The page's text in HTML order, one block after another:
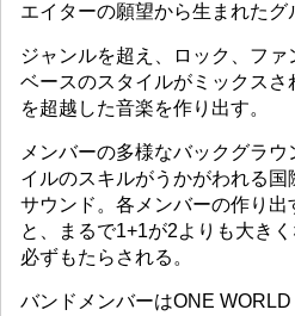
エイターの願望から生まれたグ
ジャンルを超え、ロック、フ
ベースのスタイルがミックス
を超越した音楽を作り出す。
メンバーの多様なバックグラ
イルのスキルがうかがわれる
サウンド。各メンバーの作り出
と、まるで1+1が2よりも大き
必ずもたらされる。
バンドメンバーはONE